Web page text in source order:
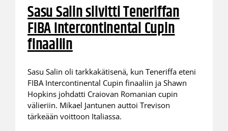
Sasu Salin siivitti Teneriffan
FIBA Intercontinental Cupin
finaaliin
Sasu Salin oli tarkkakätisenä, kun Teneriffa eteni
FIBA Intercontinental Cupin finaaliin ja Shawn
Hopkins johdatti Craiovan Romanian cupin
välieriin. Mikael Jantunen auttoi Trevison
tärkeään voittoon Italiassa.